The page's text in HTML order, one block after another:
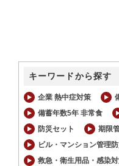
キーワードから探す
企業 熱中症対策
備蓄年数5年 非常食
防災セット
期限
ビル・マンション管理
救急・衛生用品・感染